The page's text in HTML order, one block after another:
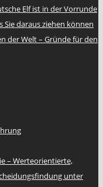
Elf ist in der Vorrunde
Sie daraus ziehen können
der Welt – Gründe für den
– Werteorientierte,
unter